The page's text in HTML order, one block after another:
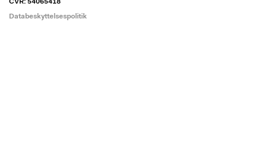
CVR: 54065418
Databeskyttelsespolitik